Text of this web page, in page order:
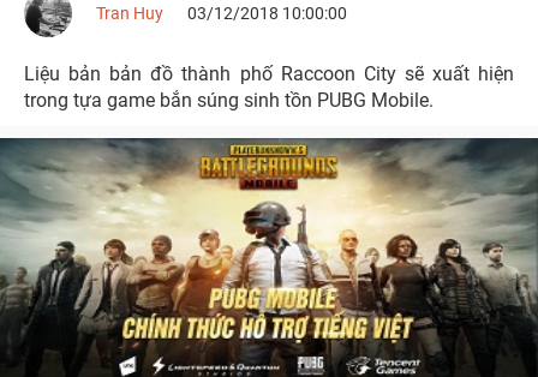
Liệu bản bản đồ thành phố Raccoon City sẽ xuất hiện